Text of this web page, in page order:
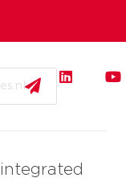
integrated